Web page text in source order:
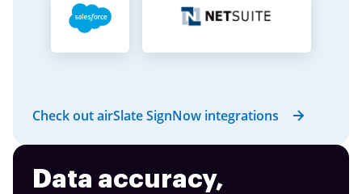
Check out airSlate SignNow integrations
Data accuracy,